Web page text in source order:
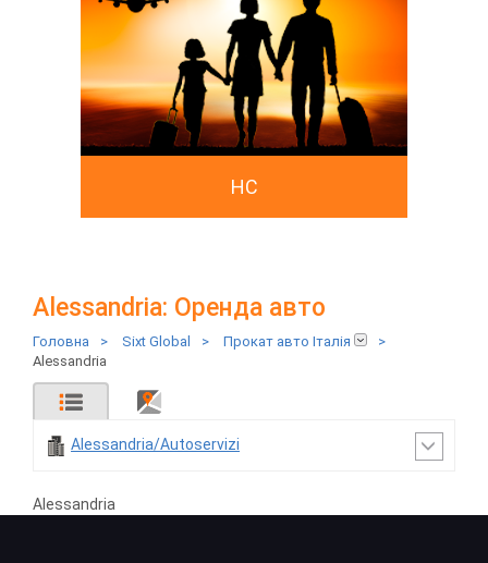
HC
Alessandria: Оренда авто
Головна > Sixt Global > Прокат авто Італія
>
Alessandria
Alessandria/Autoservizi
Alessandria